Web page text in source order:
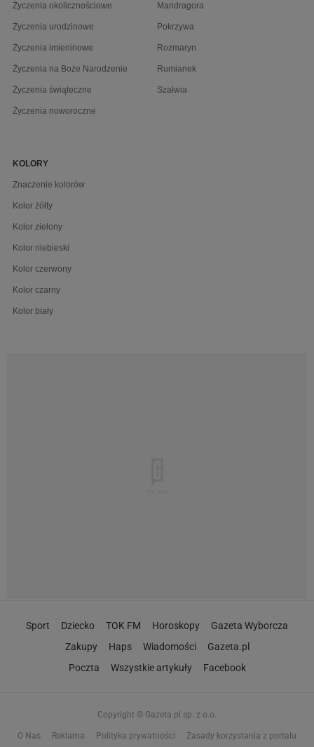
Życzenia okolicznościowe
Życzenia urodzinowe
Życzenia imieninowe
Życzenia na Boże Narodzenie
Życzenia świąteczne
Życzenia noworoczne
Mandragora
Pokrzywa
Rozmaryn
Rumianek
Szałwia
KOLORY
Znaczenie kolorów
Kolor żółty
Kolor zielony
Kolor niebieski
Kolor czerwony
Kolor czarny
Kolor biały
Sport Dziecko TOK FM Horoskopy
Gazeta Wyborcza
Zakupy
Haps Wiadomości
Gazeta.pl
Poczta
Wszystkie artykuły Facebook
Copyright © Gazeta.pl sp. z o.o.
O Nas Reklama Polityka prywatności Zasady korzystania z portalu